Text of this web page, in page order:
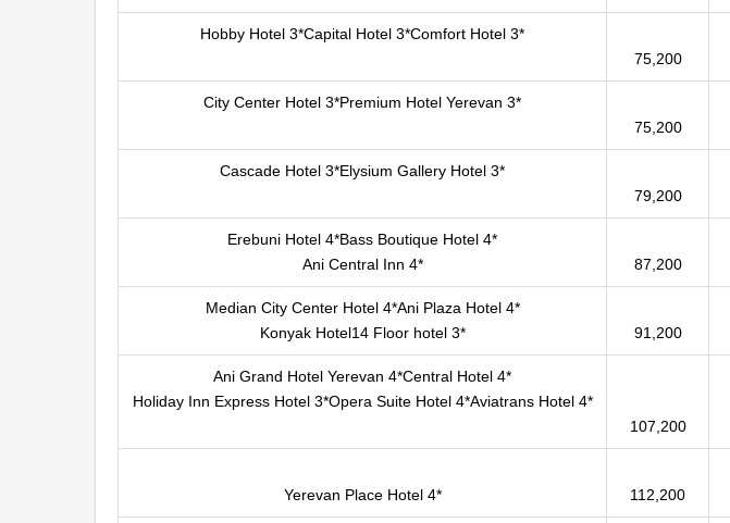
Hobby Hotel 3*Capital Hotel 3*Comfort Hotel 3*
75,200
City Center Hotel 3*Premium Hotel Yerevan 3*
75,200
Cascade Hotel 3*Elysium Gallery Hotel 3*
79,200
Еrebuni Hotel 4*Bass Boutique Hotel 4*
Ani Central Inn 4*
87,200
Median City Center Hotel 4*Ani Plaza Hotel 4*
Konyak Hotel14 Floor hotel 3*
91,200
Ani Grand Hotel Yerevan 4*Central Hotel 4*
Holiday Inn Express Hotel 3*Opera Suite Hotel 4*Aviatrans Hotel 4*
107,200
Yerevan Place Hotel 4* 112,200